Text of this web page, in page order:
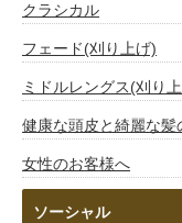
クラシカル
フェード(刈り上げ)
ミドルレングス(刈り
健康な頭皮と綺麗な髪
女性のお客様へ
ソーシャル